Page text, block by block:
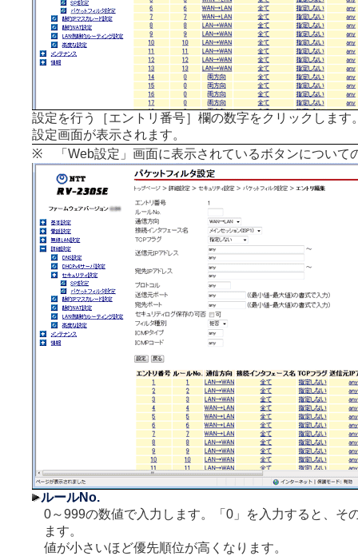
設定を行う［エントリ番号］欄の数字をクリックします
設定画面が表示されます。
※ 「Web設定」画面に表示されているボタンについて
ルールNo.
0～999の数値で入力します。「0」を入力すると、そ
ます。
値が小さいほど優先順位が高くなります。